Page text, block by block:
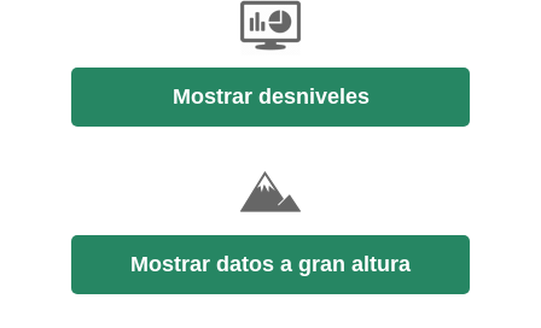
Mostrar desniveles
Mostrar datos a gran altura